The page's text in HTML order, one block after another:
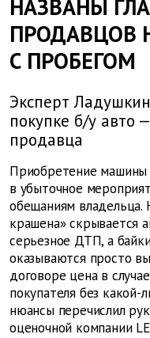
НАЗВАНЫ
ПРОДАВЦОВ
С ПРОБЕГОМ
Эксперт
покупке б/у авто
продавца
Приобретение машины
в убыточное
обещаниям
крашена» скрывается
серьезное ДТП, а
оказываются просто
договоре цена в
покупателя без
нюансы перечислил
оценочной компании